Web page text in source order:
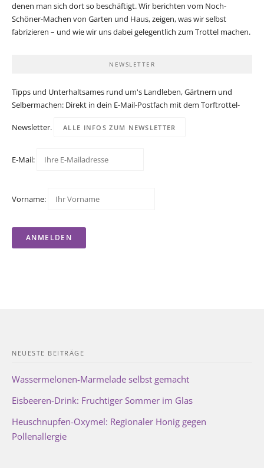
denen man sich dort so beschäftigt. Wir berichten vom Noch-
Schöner-Machen von Garten und Haus, zeigen, was wir selbst
fabrizieren – und wie wir uns dabei gelegentlich zum Trottel machen.
NEWSLETTER
Tipps und Unterhaltsames rund um's Landleben, Gärtnern und
Selbermachen: Direkt in dein E-Mail-Postfach mit dem Torftrottel-
Newsletter. ALLE INFOS ZUM NEWSLETTER
E-Mail:
Vorname:
NEUESTE BEITRÄGE
Wassermelonen-Marmelade selbst gemacht
Eisbeeren-Drink: Fruchtiger Sommer im Glas
Heuschnupfen-Oxymel: Regionaler Honig gegen
Pollenallergie